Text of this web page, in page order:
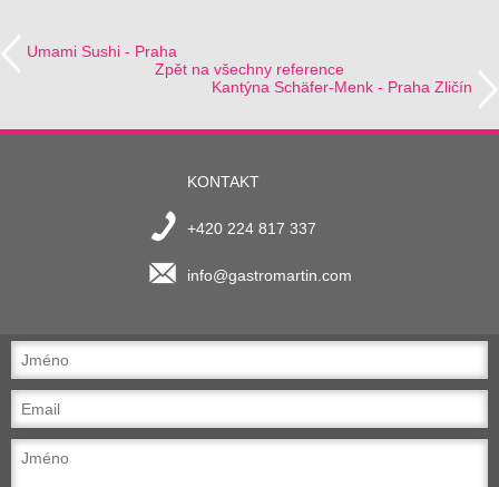
Umami Sushi - Praha
Zpět na všechny reference
Kantýna Schäfer-Menk - Praha Zličín
KONTAKT
+420 224 817 337
info@gastromartin.com